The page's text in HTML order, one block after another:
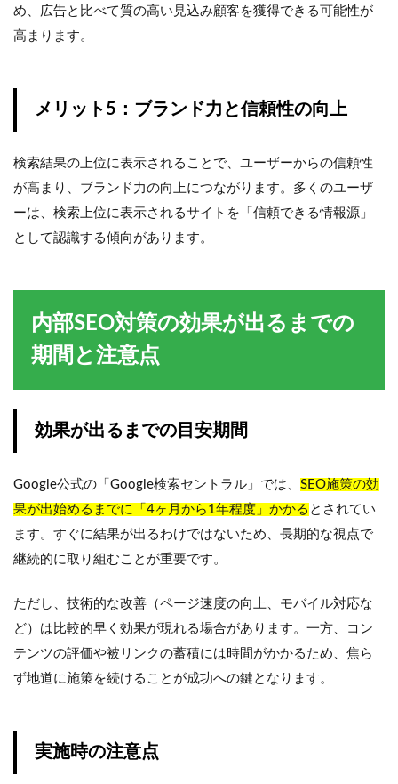
め、広告と比べて質の高い見込み顧客を獲得できる可能性が
高まります。
メリット5：ブランド力と信頼性の向上
検索結果の上位に表示されることで、ユーザーからの信頼性
が高まり、ブランド力の向上につながります。多くのユーザ
ーは、検索上位に表示されるサイトを「信頼できる情報源」
として認識する傾向があります。
内部SEO対策の効果が出るまでの
期間と注意点
効果が出るまでの目安期間
Google公式の「Google検索セントラル」では、 SEO施策の効
果が出始めるまでに「4ヶ月から1年程度」かかる とされてい
ます。すぐに結果が出るわけではないため、長期的な視点で
継続的に取り組むことが重要です。
ただし、技術的な改善（ページ速度の向上、モバイル対応な
ど）は比較的早く効果が現れる場合があります。一方、コン
テンツの評価や被リンクの蓄積には時間がかかるため、焦ら
ず地道に施策を続けることが成功への鍵となります。
実施時の注意点